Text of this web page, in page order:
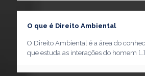
O que é Direito Ambiental
O Direito Ambiental é a área do
que estuda as interações do homem […]